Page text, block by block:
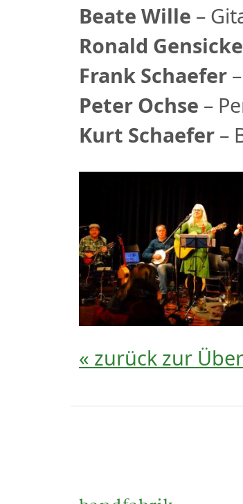
Beate Wille –
Ronald Gensicke
Frank Schaefer
Peter Ochse –
Kurt Schaefer –
« zurück zur